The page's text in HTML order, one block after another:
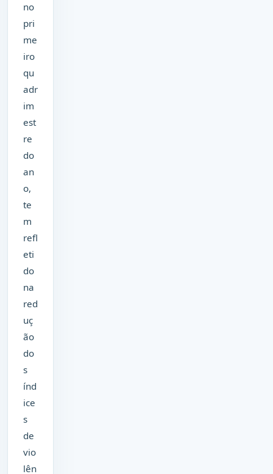
no
pri
me
iro
qu
adr
im
est
re
do
an
o,
te
m
refl
eti
do
na
red
uç
ão
do
s
índ
ice
s
de
vio
lên